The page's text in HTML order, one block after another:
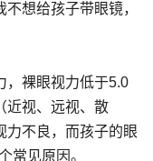
想给孩子带眼镜，
裸眼视力低于5.0
近视、远视、散
力不良，而孩子的眼
常见原因。